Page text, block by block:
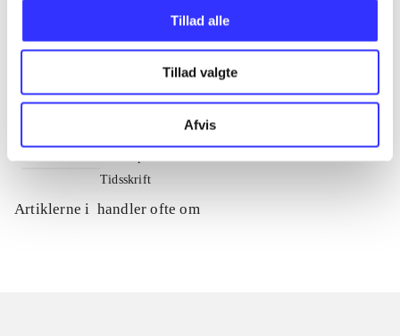
Tillad alle
Tillad valgte
Afvis
Artiklen er en del af
Tidsskrift
Artiklerne i handler ofte om